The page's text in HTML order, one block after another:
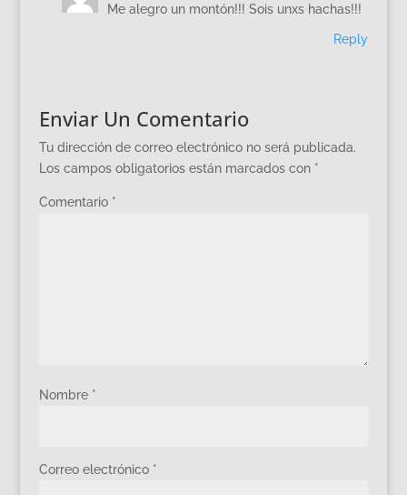
Me alegro un montón!!! Sois unxs hachas!!!
Reply
Enviar Un Comentario
Tu dirección de correo electrónico no será publicada.
Los campos obligatorios están marcados con *
Comentario *
Nombre *
Correo electrónico *